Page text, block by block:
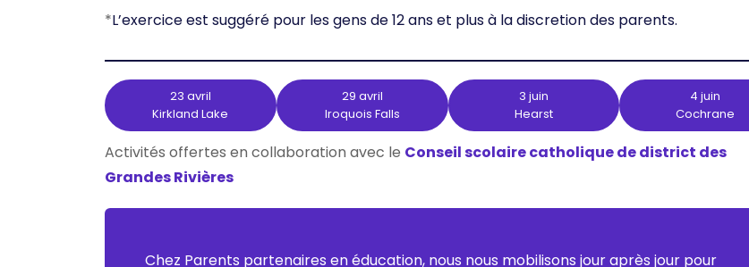
*L’exercice est suggéré pour les gens de 12 ans et plus à la discretion des parents.
23 avril
Kirkland Lake
29 avril
Iroquois Falls
3 juin
Hearst
4 juin
Cochrane
Activités offertes en collaboration avec le Conseil scolaire catholique de district des
Grandes Rivières
Chez Parents partenaires en éducation, nous nous mobilisons jour après jour pour